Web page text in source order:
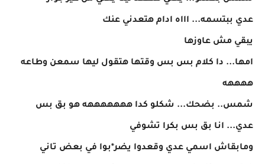
عدي ببتسمه... اااه ادام هتعدني عنك
يبقي مش عاوزها
امها... دا كلام بس بس وقتها هتقول ليها سمعن وطاعه
ههههه
شمس.. بضحك... شكلو كدا هههههههه هو بق بس
عدي... انا بق بس بكرا تشوفي
ومابقاش اسمي عدي وقعدوا يضر*بوا في بعض تاني